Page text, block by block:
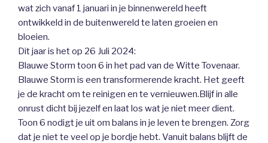
wat zich vanaf 1 januari in je binnenwereld heeft
ontwikkeld in de buitenwereld te laten groeien en
bloeien.
Dit jaar is het op 26 Juli 2024:
Blauwe Storm toon 6 in het pad van de Witte Tovenaar.
Blauwe Storm is een transformerende kracht. Het geeft
je de kracht om te reinigen en te vernieuwen.Blijf in alle
onrust dicht bij jezelf en laat los wat je niet meer dient.
Toon 6 nodigt je uit om balans in je leven te brengen. Zorg
dat je niet te veel op je bordje hebt. Vanuit balans blijft de